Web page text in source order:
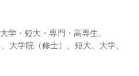
学・短大・専門・高専生。
大学院（修士）、短大、大学、